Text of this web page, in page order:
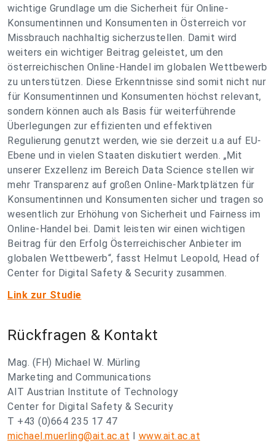
wichtige Grundlage um die Sicherheit für Online-
Konsumentinnen und Konsumenten in Österreich vor
Missbrauch nachhaltig sicherzustellen. Damit wird
weiters ein wichtiger Beitrag geleistet, um den
österreichischen Online-Handel im globalen Wettbewerb
zu unterstützen. Diese Erkenntnisse sind somit nicht nur
für Konsumentinnen und Konsumenten höchst relevant,
sondern können auch als Basis für weiterführende
Überlegungen zur effizienten und effektiven
Regulierung genutzt werden, wie sie derzeit u.a auf EU-
Ebene und in vielen Staaten diskutiert werden. „Mit
unserer Exzellenz im Bereich Data Science stellen wir
mehr Transparenz auf großen Online-Marktplätzen für
Konsumentinnen und Konsumenten sicher und tragen so
wesentlich zur Erhöhung von Sicherheit und Fairness im
Online-Handel bei. Damit leisten wir einen wichtigen
Beitrag für den Erfolg Österreichischer Anbieter im
globalen Wettbewerb“, fasst Helmut Leopold, Head of
Center for Digital Safety & Security zusammen.
Link zur Studie
Rückfragen & Kontakt
Mag. (FH) Michael W. Mürling
Marketing and Communications
AIT Austrian Institute of Technology
Center for Digital Safety & Security
T +43 (0)664 235 17 47
michael.muerling@ait.ac.at I www.ait.ac.at